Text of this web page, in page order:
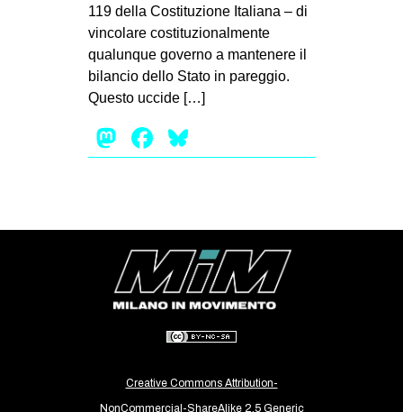
MILANO
MOBILITAZIONI
SPAZI
MOVIMENTI
GENERI
MIGRAZIONI
PRECARIATO
STUDENTI
119 della Costituzione Italiana – di
vincolare costituzionalmente
qualunque governo a mantenere il
bilancio dello Stato in pareggio.
Questo uccide […]
Mastodon
Facebook
Creative Commons Attribution-
NonCommercial-ShareAlike 2.5 Generic